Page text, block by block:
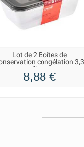
Lot de 2 Boîtes de
congélation 3,3
litres
8,88 €